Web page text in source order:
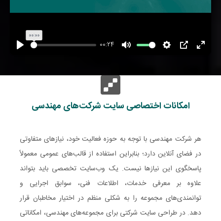
00:00
00:24
شود
امکانات اختصاصی سایت شرکت‌های مهندسی
هر شرکت مهندسی با توجه به حوزه فعالیت خود، نیازهای متفاوتی
در فضای آنلاین دارد؛ بنابراین استفاده از قالب‌های عمومی معمولاً
پاسخگوی این نیازها نیست. یک وب‌سایت تخصصی باید بتواند
علاوه بر معرفی خدمات، اطلاعات فنی، سوابق اجرایی و
توانمندی‌های مجموعه را به شکلی منظم در اختیار مخاطبان قرار
دهد. در طراحی سایت شرکتی برای مجموعه‌های مهندسی، امکاناتی